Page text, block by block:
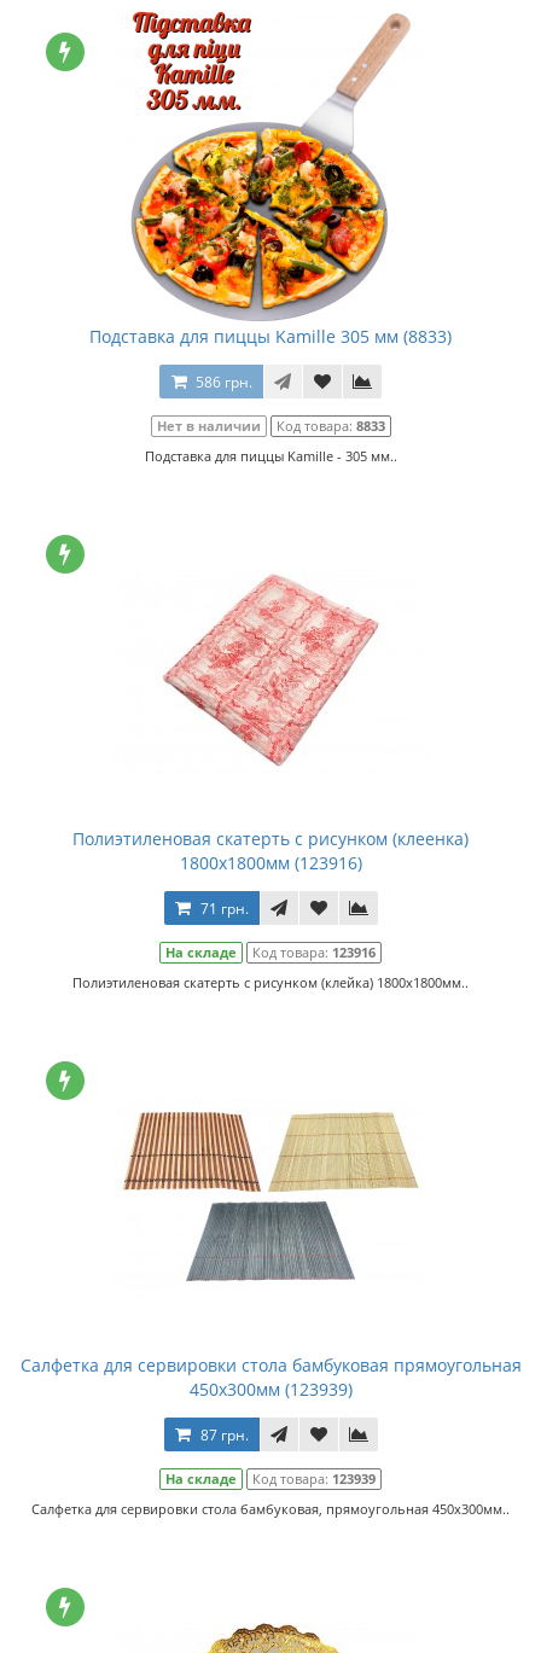
Подставка для пиццы Kamille 305 мм (8833)
586 грн.
Нет в наличии Код товара: 8833
Подставка для пиццы Kamille - 305 мм..
Полиэтиленовая скатерть с рисунком (клеенка)
1800х1800мм (123916)
71 грн.
На складе Код товара: 123916
Полиэтиленовая скатерть с рисунком (клейка) 1800х1800мм..
Салфетка для сервировки стола бамбуковая прямоугольная
450х300мм (123939)
87 грн.
На складе Код товара: 123939
Салфетка для сервировки стола бамбуковая, прямоугольная 450х300мм..